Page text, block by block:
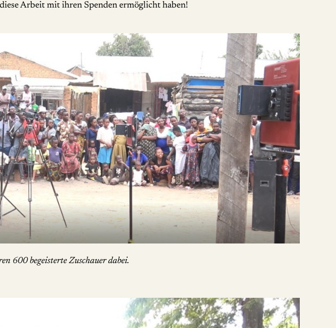
Arbeit mit ihren Spenden ermöglicht haben!
600 begeisterte Zuschauer dabei.